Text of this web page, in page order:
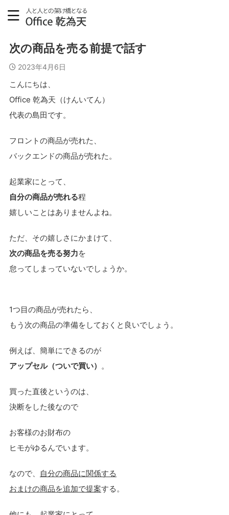
ブログ
次の商品を売る前提で話す
2023年4月6日
こんにちは、
Office 乾為天（けんいてん）
代表の島田です。
フロントの商品が売れた、
バックエンドの商品が売れた。
起業家にとって、
自分の商品が売れる程
嬉しいことはありませんよね。
ただ、その嬉しさにかまけて、
次の商品を売る努力を
怠ってしまっていないでしょうか。
1つ目の商品が売れたら、
もう次の商品の準備をしておくと良いでしょう。
例えば、簡単にできるのが
アップセル（ついで買い） 。
買った直後というのは、
決断をした後なので
お客様のお財布の
ヒモがゆるんでいます。
なので、
自分の商品に関係する
おまけの商品を追加で提案する。